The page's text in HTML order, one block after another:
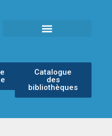
Catalogue
des
bibliothèques